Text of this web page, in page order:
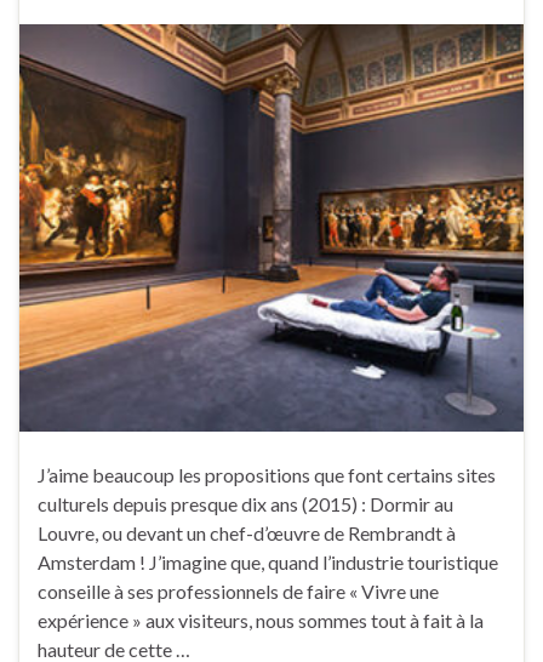
J’aime beaucoup les propositions que font certains sites
culturels depuis presque dix ans (2015) : Dormir au
Louvre, ou devant un chef-d’œuvre de Rembrandt à
Amsterdam ! J’imagine que, quand l’industrie touristique
conseille à ses professionnels de faire « Vivre une
expérience » aux visiteurs, nous sommes tout à fait à la
hauteur de cette …